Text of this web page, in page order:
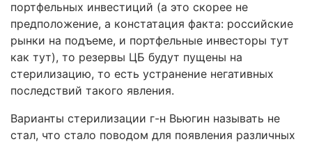
портфельных инвестиций (а это скорее не
предположение, а констатация факта: российские
рынки на подъеме, и портфельные инвесторы тут
как тут), то резервы ЦБ будут пущены на
стерилизацию, то есть устранение негативных
последствий такого явления.
Варианты стерилизации г-н Вьюгин называть не
стал, что стало поводом для появления различных